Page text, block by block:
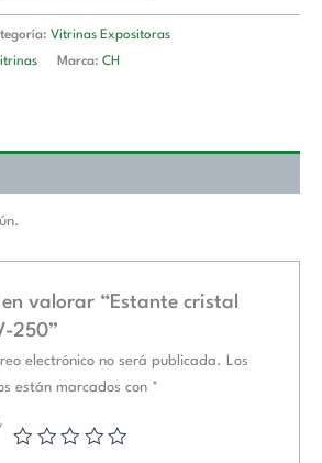
Vitrinas Expositoras
Marca: CH
valorar “Estante cristal
250”
electrónico no será publicada.
Los
están marcados con *